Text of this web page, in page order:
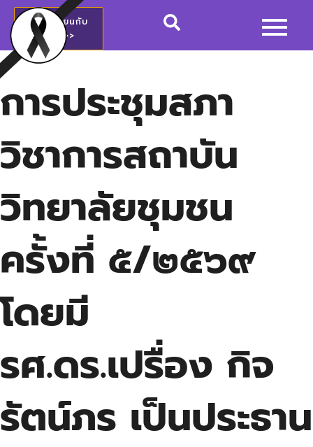
สมัครเรียนกับ
วชช.>>
การประชุมสภา
วิชาการสถาบัน
วิทยาลัยชุมชน
ครั้งที่ ๕/๒๕๖๙
โดยมี
รศ.ดร.เปรื่อง กิจ
รัตน์ภร เป็นประธาน